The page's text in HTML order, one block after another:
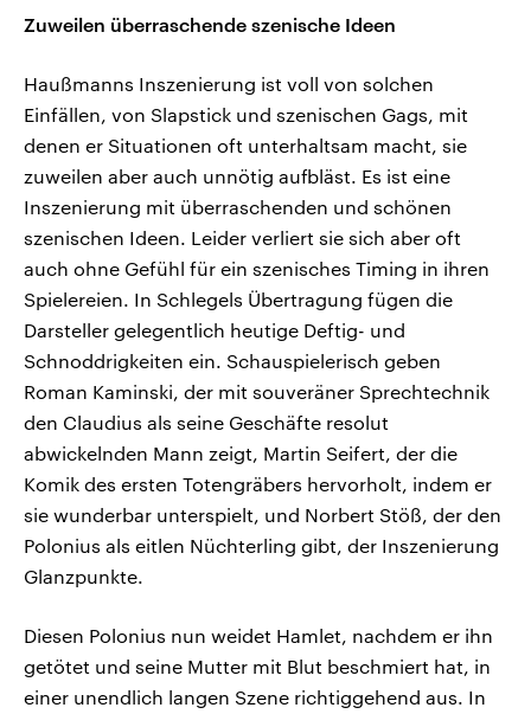
Zuweilen überraschende szenische Ideen
Haußmanns Inszenierung ist voll von solchen
Einfällen, von Slapstick und szenischen Gags, mit
denen er Situationen oft unterhaltsam macht, sie
zuweilen aber auch unnötig aufbläst. Es ist eine
Inszenierung mit überraschenden und schönen
szenischen Ideen. Leider verliert sie sich aber oft
auch ohne Gefühl für ein szenisches Timing in ihren
Spielereien. In Schlegels Übertragung fügen die
Darsteller gelegentlich heutige Deftig- und
Schnoddrigkeiten ein. Schauspielerisch geben
Roman Kaminski, der mit souveräner Sprechtechnik
den Claudius als seine Geschäfte resolut
abwickelnden Mann zeigt, Martin Seifert, der die
Komik des ersten Totengräbers hervorholt, indem er
sie wunderbar unterspielt, und Norbert Stöß, der den
Polonius als eitlen Nüchterling gibt, der Inszenierung
Glanzpunkte.
Diesen Polonius nun weidet Hamlet, nachdem er ihn
getötet und seine Mutter mit Blut beschmiert hat, in
einer unendlich langen Szene richtiggehend aus. In